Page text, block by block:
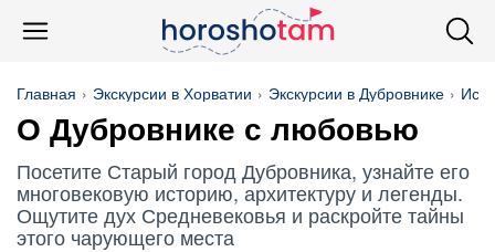
Главная Экскурсии в Хорватии Экскурсии в Дубровнике
О Дубровнике с любовью
Посетите Старый город Дубровника, узнайте его
многовековую историю, архитектуру и легенды.
Ощутите дух Средневековья и раскройте тайны
этого чарующего места